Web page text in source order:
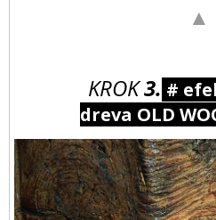
▲
KROK3. #
dreva OLD